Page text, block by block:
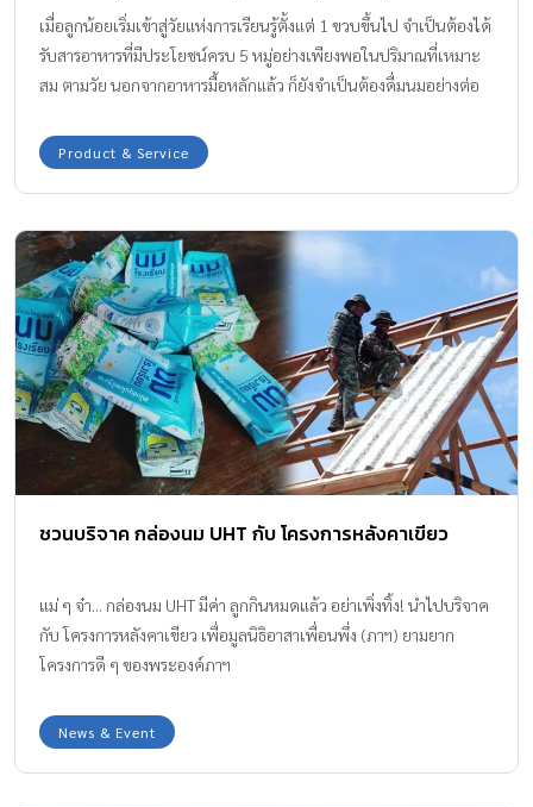
เมื่อลูกน้อยเริ่มเข้าสู่วัยแห่งการเรียนรู้ตั้งแต่ 1 ขวบขึ้นไป จำเป็นต้องได้
รับสารอาหารที่มีประโยชน์ครบ 5 หมู่อย่างเพียงพอในปริมาณที่เหมาะ
สม ตามวัย นอกจากอาหารมื้อหลักแล้ว ก็ยังจำเป็นต้องดื่มนมอย่างต่อ
คุณแม่ควรเริ่มให้ลูกได้ดื่มนมกล่อง UHT สำหรับเด็กกันค่ะ นมกล่อง
UHT สำหรับเด็ก ดูแลสายตา บำรุงสมอง และเพื่อให้คุณแม่มีข้อมูลใน
ล่อง UHT สำหรับเด็ก ยี่ห้อไหนที่ดีต่อพัฒนาการของลูก ทั้งในเรื่องการ
บำรุงสายตา และบำรุงสมองที่อยู่วัยกำลังโตบ้าง สำหรับนมกล่องสำหรับ
เด็ก ที่คุณแม่ส่วนใหญ่ให้ความสำคัญก่อนตัดสินใจเลือกให้ลูกดื่ม ก็จะ
แบ่งออกเป็น 4 กลุ่ม คือ ส่งเสริมพัฒนาการด้านการมองเห็น คุณ
พ่อคุณแม่รู้ไหมคะว่า สมองของลูกจะเกิดการเรียนรู้ได้อย่างมี
ประสิทธิภาพ มากกว่า 80% เกิดมาจากการมองเห็นที่ดีของ “ดวงตา”
เพราะ 1 ใน 3 ของเซลล์สมองจะถูกเชื่อมโยงเข้ากับดวงตา ฉะนั้นถ้า
คุณภาพดวงตาดี ก็จะมองเห็นได้ดี ก็จะส่งผลให้สมองเกิดการเรียนรู้
จดจำได้อย่างแม่นยำมีประสิทธิภาพนั่นเองค่ะ […]
Product & Service
ชวนบริจาค กล่องนม UHT กับ โครงการหลังคาเขียว
แม่ ๆ จ๋า... กล่องนม UHT มีค่า ลูกกินหมดแล้ว อย่าเพิ่งทิ้ง! นำไปบริจาค
กับ โครงการหลังคาเขียว เพื่อมูลนิธิอาสาเพื่อนพึ่ง (ภาฯ) ยามยาก
โครงการดี ๆ ของพระองค์ภาฯ
News & Event